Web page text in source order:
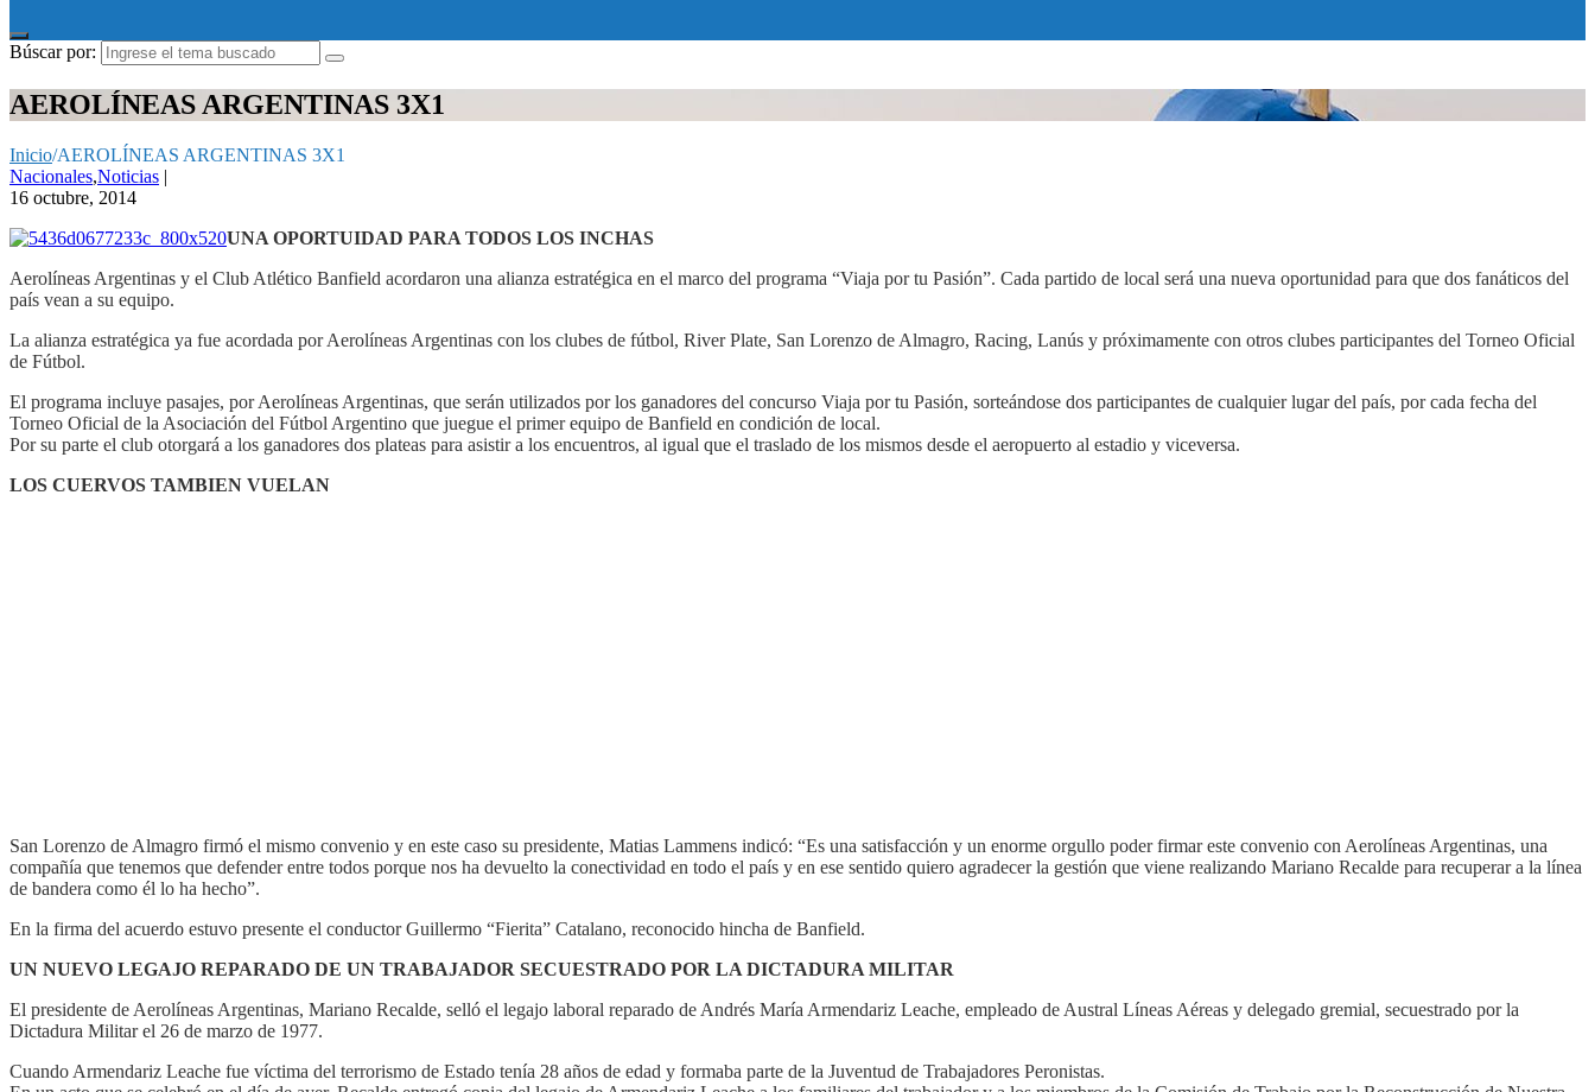
Búscar por:
AEROLÍNEAS ARGENTINAS 3X1
Inicio/AEROLÍNEAS ARGENTINAS 3X1
Nacionales,Noticias |
16 octubre, 2014
UNA OPORTUIDAD PARA TODOS LOS INCHAS
Aerolíneas Argentinas y el Club Atlético Banfield acordaron una alianza estratégica en el marco del programa “Viaja por tu Pasión”. Cada partido de local será una nueva oportunidad para que dos fanáticos del
país vean a su equipo.
La alianza estratégica ya fue acordada por Aerolíneas Argentinas con los clubes de fútbol, River Plate, San Lorenzo de Almagro, Racing, Lanús y próximamente con otros clubes participantes del Torneo Oficial
de Fútbol.
El programa incluye pasajes, por Aerolíneas Argentinas, que serán utilizados por los ganadores del concurso Viaja por tu Pasión, sorteándose dos participantes de cualquier lugar del país, por cada fecha del
Torneo Oficial de la Asociación del Fútbol Argentino que juegue el primer equipo de Banfield en condición de local.
Por su parte el club otorgará a los ganadores dos plateas para asistir a los encuentros, al igual que el traslado de los mismos desde el aeropuerto al estadio y viceversa.
LOS CUERVOS TAMBIEN VUELAN
San Lorenzo de Almagro firmó el mismo convenio y en este caso su presidente, Matias Lammens indicó: “Es una satisfacción y un enorme orgullo poder firmar este convenio con Aerolíneas Argentinas, una
compañía que tenemos que defender entre todos porque nos ha devuelto la conectividad en todo el país y en ese sentido quiero agradecer la gestión que viene realizando Mariano Recalde para recuperar a la línea
de bandera como él lo ha hecho”.
En la firma del acuerdo estuvo presente el conductor Guillermo “Fierita” Catalano, reconocido hincha de Banfield.
UN NUEVO LEGAJO REPARADO DE UN TRABAJADOR SECUESTRADO POR LA DICTADURA MILITAR
El presidente de Aerolíneas Argentinas, Mariano Recalde, selló el legajo laboral reparado de Andrés María Armendariz Leache, empleado de Austral Líneas Aéreas y delegado gremial, secuestrado por la
Dictadura Militar el 26 de marzo de 1977.
Cuando Armendariz Leache fue víctima del terrorismo de Estado tenía 28 años de edad y formaba parte de la Juventud de Trabajadores Peronistas.